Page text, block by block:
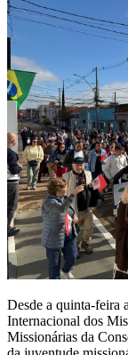
Desde a quinta-feira
Internacional dos
Missionárias da